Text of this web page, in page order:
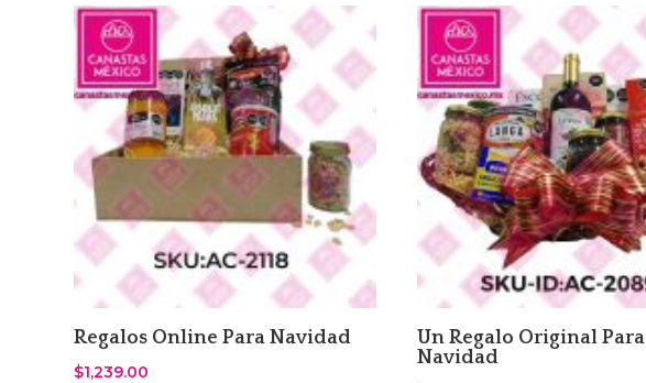
Regalos Online Para Navidad
$1,239.00
Un Regalo Original Para
Navidad